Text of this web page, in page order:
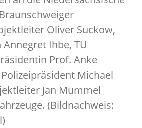
Oliver Suckow,
Ihbe, TU
Prof. Anke
Michael
Jan Mummel
(Bildnachweis: